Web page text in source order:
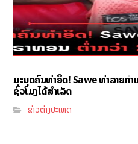
ມະນຸດຄົນທຳອິດ! Sawe ທຳລາຍກຳ
ຊົ່ວໂມງໄດ້ສຳເລັດ
ຂ່າວຕ່າງປະເທດ